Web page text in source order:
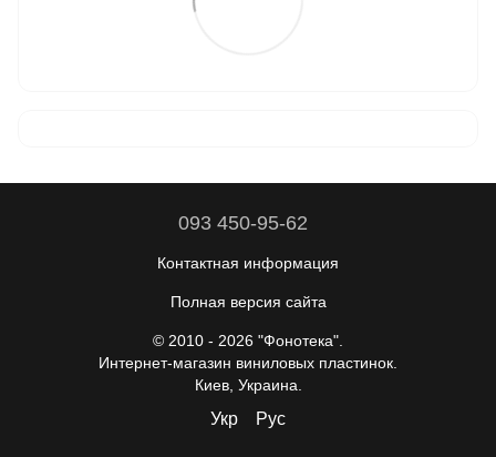
093 450-95-62
Контактная информация
Полная версия сайта
© 2010 - 2026 "Фонотека".
Интернет-магазин виниловых пластинок.
Киев, Украина.
Укр Рус